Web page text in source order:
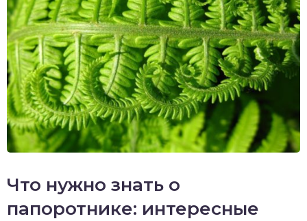
Что нужно знать о
папоротнике: интересные